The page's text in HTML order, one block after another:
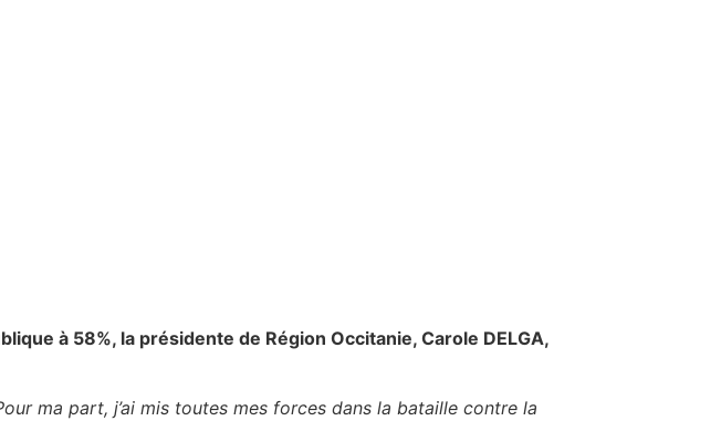
à 58%, la présidente de Région Occitanie, Carole DELGA,
ma part, j’ai mis toutes mes forces dans la bataille contre la